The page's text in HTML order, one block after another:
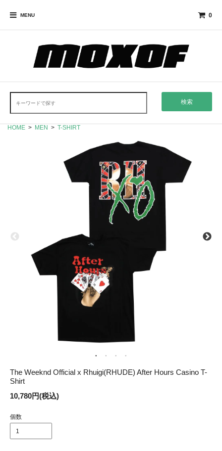
MENU 0
検索
HOME > MEN > T-SHIRT
The Weeknd Official x Rhuigi(RHUDE) After Hours Casino T-
Shirt
10,780円(税込)
個数